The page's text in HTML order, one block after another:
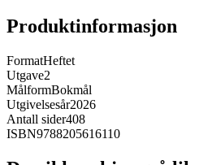
Produktinformasjon
FormatHeftet
Utgave2
MålformBokmål
Utgivelsesår2026
Antall sider408
ISBN9788205616110